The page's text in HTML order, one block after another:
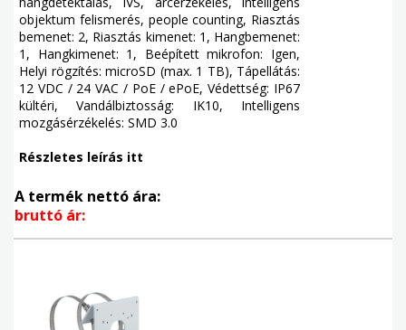
objektum felismerés, people counting, Riasztás
bemenet: 2, Riasztás kimenet: 1, Hangbemenet:
1, Hangkimenet: 1, Beépített mikrofon: Igen,
Helyi rögzítés: microSD (max. 1 TB), Tápellátás:
12 VDC / 24 VAC / PoE / ePoE, Védettség: IP67
kültéri, Vandálbiztosság: IK10, Intelligens
mozgásérzékelés: SMD 3.0
Részletes leírás itt
A termék nettó ára:
bruttó ár: